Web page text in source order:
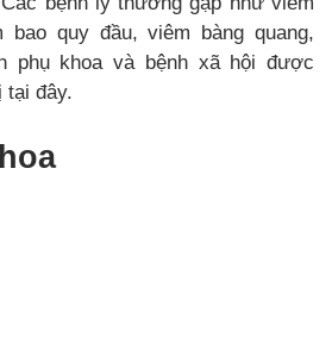
bao quy đầu, viêm bàng quang,
phụ khoa và bệnh xã hội được
tại đây.